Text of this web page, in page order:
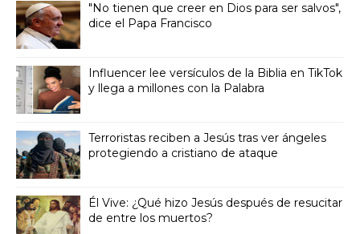
"No tienen que creer en Dios para ser salvos",
dice el Papa Francisco
Influencer lee versículos de la Biblia en TikTok
y llega a millones con la Palabra
Terroristas reciben a Jesús tras ver ángeles
protegiendo a cristiano de ataque
Él Vive: ¿Qué hizo Jesús después de resucitar
de entre los muertos?